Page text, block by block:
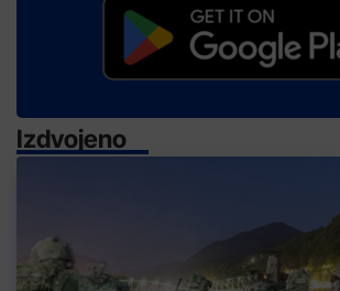
Izdvojeno